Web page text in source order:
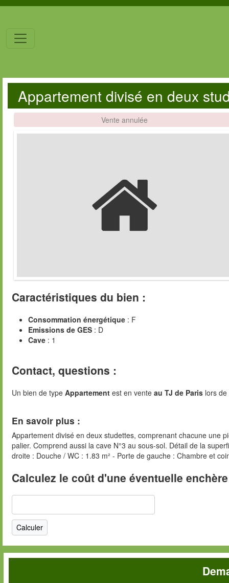
Appartement divisé en deux
Vente annulée
Caractéristiques du bien :
Consommation énergétique : F
Emissions de GES : D
Cave : 1
Contact, questions :
Un bien de type Appartement est en vente au TJ de Paris lors
En savoir plus :
Appartement divisé en deux studettes, comprenant chacune une
palier. Comprend aussi la cave N°3 au sous-sol. Détail de la
droite : Douche / WC : 1.83 m² - Porte de gauche : Chambre et
Calculez le coût d'une éventuelle